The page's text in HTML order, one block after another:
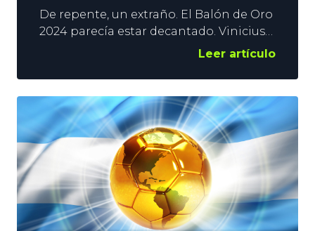
De repente, un extraño. El Balón de Oro
2024 parecía estar decantado. Vinicius
era el gran favorito, y Jude Bellingham
triunfos del Real Madrid en La Liga y en
la Champions League parecían dejarlo
todo claro. Pero la Eurocopa y la Copa
América pueden haberlo cambiado
todo.
Leer artículo